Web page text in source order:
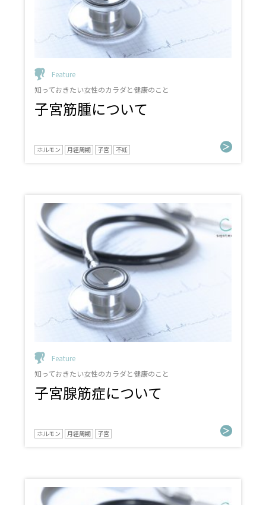
Feature
知っておきたい女性のカラダと健康のこと
子宮筋腫について
ホルモン 月経周期 子宮 不妊
Feature
知っておきたい女性のカラダと健康のこと
子宮腺筋症について
ホルモン 月経周期 子宮